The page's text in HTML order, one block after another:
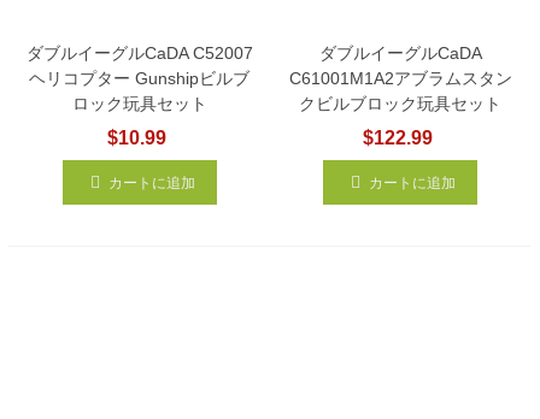
ダブルイーグルCaDA C52007
ヘリコプター Gunshipビルブ
ロック玩具セット
$10.99
カートに追加
ダブルイーグルCaDA
C61001M1A2アブラムスタン
クビルブロック玩具セット
$122.99
カートに追加